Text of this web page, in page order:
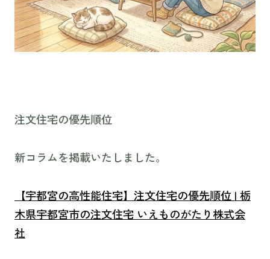
注文住宅の優先順位
新コラムを掲載いたしました。
【宇都宮の高性能住宅】注文住宅の優先順位 | 栃
木県宇都宮市の注文住宅 いえものがたり株式会
社